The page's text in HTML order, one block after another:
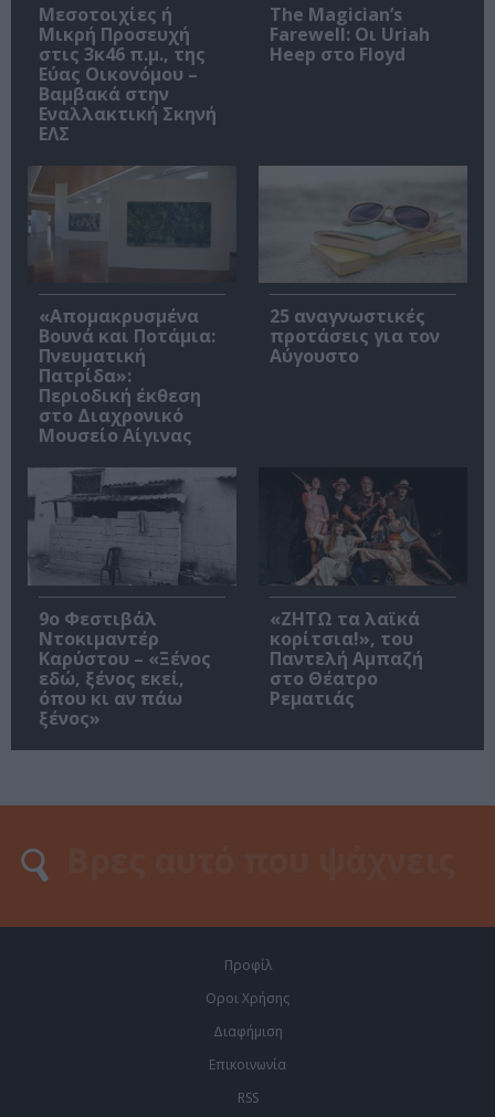
Μεσοτοιχίες ή
Μικρή Προσευχή
στις 3κ46 π.μ., της
Εύας Οικονόμου –
Βαμβακά στην
Εναλλακτική Σκηνή
ΕΛΣ
The Magician’s
Farewell: Οι Uriah
Heep στο Floyd
«Απομακρυσμένα
Βουνά και Ποτάμια:
Πνευματική
Πατρίδα»:
Περιοδική έκθεση
στο Διαχρονικό
Μουσείο Αίγινας
25 αναγνωστικές
προτάσεις για τον
Αύγουστο
9ο Φεστιβάλ
Ντοκιμαντέρ
Καρύστου – «Ξένος
εδώ, ξένος εκεί,
όπου κι αν πάω
ξένος»
«ΖΗΤΩ τα λαϊκά
κορίτσια!», του
Παντελή Αμπαζή
στο Θέατρο
Ρεματιάς
Προφίλ
Οροι Χρήσης
Διαφήμιση
Επικοινωνία
RSS